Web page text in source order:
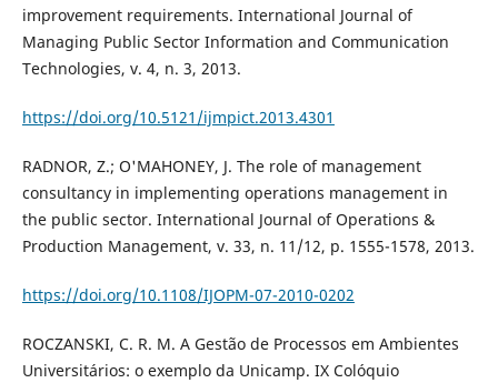
improvement requirements. International Journal of
Managing Public Sector Information and Communication
Technologies, v. 4, n. 3, 2013.
https://doi.org/10.5121/ijmpict.2013.4301
RADNOR, Z.; O'MAHONEY, J. The role of management
consultancy in implementing operations management in
the public sector. International Journal of Operations &
Production Management, v. 33, n. 11/12, p. 1555-1578, 2013.
https://doi.org/10.1108/IJOPM-07-2010-0202
ROCZANSKI, C. R. M. A Gestão de Processos em Ambientes
Universitários: o exemplo da Unicamp. IX Colóquio